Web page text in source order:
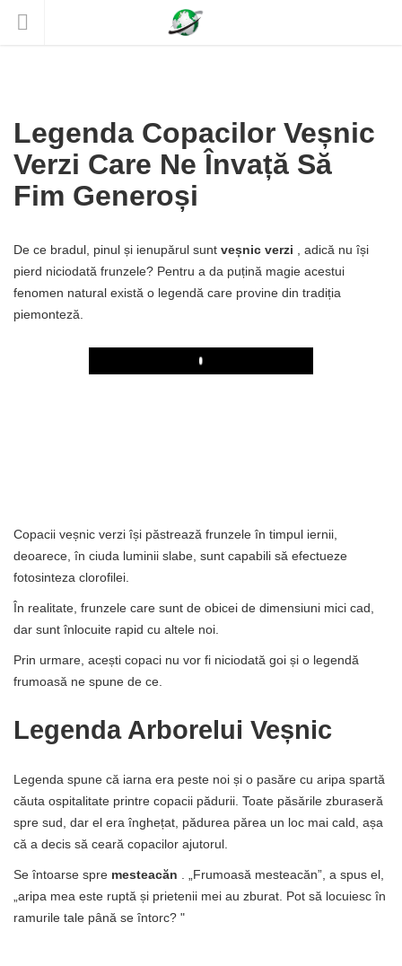
Legenda Copacilor Veșnic
Verzi Care Ne Învață Să
Fim Generoși
De ce bradul, pinul și ienupărul sunt veșnic verzi , adică nu își
pierd niciodată frunzele? Pentru a da puțină magie acestui
fenomen natural există o legendă care provine din tradiția
piemonteză.
Play
Copacii veșnic verzi își păstrează frunzele în timpul iernii,
deoarece, în ciuda luminii slabe, sunt capabili să efectueze
fotosinteza clorofilei.
În realitate, frunzele care sunt de obicei de dimensiuni mici cad,
dar sunt înlocuite rapid cu altele noi.
Prin urmare, acești copaci nu vor fi niciodată goi și o legendă
frumoasă ne spune de ce.
Legenda Arborelui Veșnic
Legenda spune că iarna era peste noi și o pasăre cu aripa spartă
căuta ospitalitate printre copacii pădurii. Toate păsările zburaseră
spre sud, dar el era înghețat, pădurea părea un loc mai cald, așa
că a decis să ceară copacilor ajutorul.
Se întoarse spre mesteacăn . „Frumoasă mesteacăn”, a spus el,
„aripa mea este ruptă și prietenii mei au zburat. Pot să locuiesc în
ramurile tale până se întorc? "